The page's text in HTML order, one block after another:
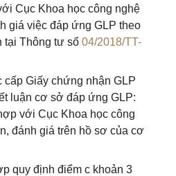
Cục Khoa học công nghệ
giá việc đáp ứng GLP theo
tại Thông tư số 04/2018/TT-
Giấy chứng nhận GLP
luận cơ sở đáp ứng GLP:
với Cục Khoa học công
đánh giá trên hồ sơ của cơ
quy định điểm c khoản 3